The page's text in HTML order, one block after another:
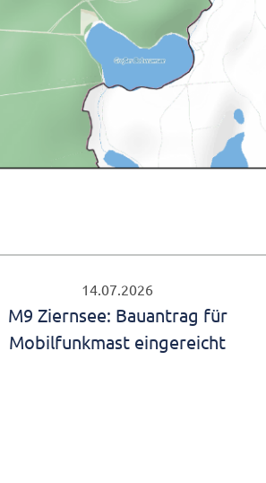
14.07.2026
M9 Ziernsee: Bauantrag für
Mobilfunkmast eingereicht